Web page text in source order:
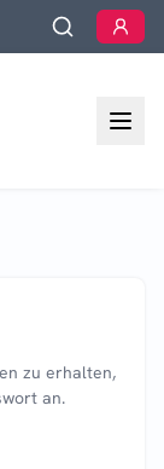
zu erhalten,
an.